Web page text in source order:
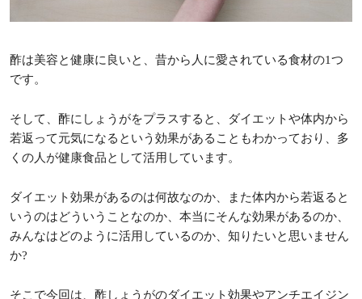
酢は美容と健康に良いと、昔から人に愛されている食材の1つ
です。
そして、酢にしょうがをプラスすると、ダイエットや体内から
若返って元気になるという効果があることもわかっており、多
くの人が健康食品として活用しています。
ダイエット効果があるのは何故なのか、また体内から若返ると
いうのはどういうことなのか、本当にそんな効果があるのか、
みんなはどのように活用しているのか、知りたいと思いません
か?
そこで今回は、酢しょうがのダイエット効果やアンチエイジン